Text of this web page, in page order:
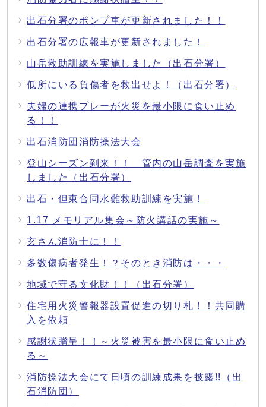
出石分署のポンプ車が更新されました！！
出石分署の広報車が更新されました！
山岳救助訓練を実施しました（出石分署）
低所にいる負傷者を救出せよ！（出石分署）
夫婦の連携プレーが火災を最小限に食い止め
る！！
出石消防団消防操法大会
登山シーズン到来！！ 管内の山岳調査を実施
しました（出石分署）
出石・但東合同水難救助訓練を実施！
1.17 メモリアル集会～防火講話の実施～
玄さん消防士に！！
多数傷病者発生！？そのとき消防は・・・
地域で守る文化財！！（出石分署）
住宅用火災警報器設置促進の切り札！！共同購
入を依頼
感謝状贈呈！！～火災被害を最小限に食い止め
る～
消防操法大会にて日頃の訓練成果を披露!!（出
石消防団）